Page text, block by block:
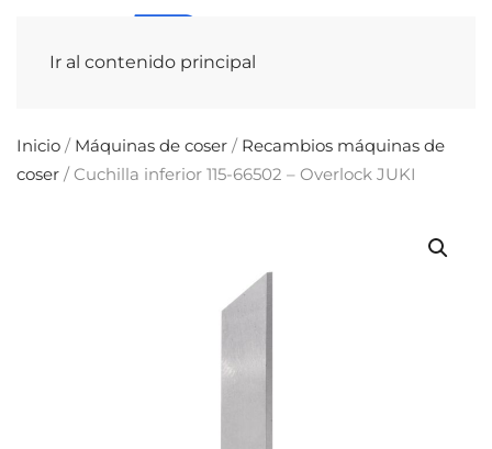
Ir al contenido principal
Inicio / Máquinas de coser / Recambios máquinas de
coser / Cuchilla inferior 115-66502 – Overlock JUKI